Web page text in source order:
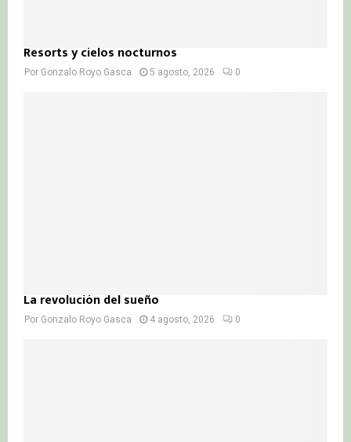
Resorts y cielos nocturnos
Por Gonzalo Royo Gasca 5 agosto, 2026 0
La revolución del sueño
Por Gonzalo Royo Gasca 4 agosto, 2026 0